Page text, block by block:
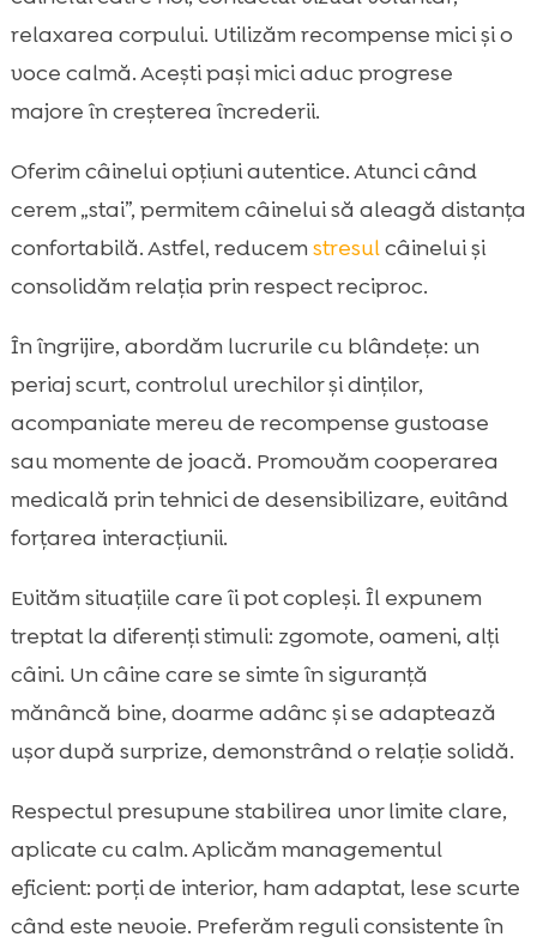
relaxarea corpului. Utilizăm recompense mici și o
voce calmă. Acești pași mici aduc progrese
majore în creșterea încrederii.
Oferim câinelui opțiuni autentice. Atunci când
cerem „stai”, permitem câinelui să aleagă distanța
confortabilă. Astfel, reducemstresulcâinelui și
consolidăm relația prin respect reciproc.
În îngrijire, abordăm lucrurile cu blândețe: un
periaj scurt, controlul urechilor și dinților,
acompaniate mereu de recompense gustoase
sau momente de joacă. Promovăm cooperarea
medicală prin tehnici de desensibilizare, evitând
forțarea interacțiunii.
Evităm situațiile care îi pot copleși. Îl expunem
treptat la diferenți stimuli: zgomote, oameni, alți
câini. Un câine care se simte în siguranță
mănâncă bine, doarme adânc și se adaptează
ușor după surprize, demonstrând o relație solidă.
Respectul presupune stabilirea unor limite clare,
aplicate cu calm. Aplicăm managementul
eficient: porți de interior, ham adaptat, lese scurte
când este nevoie. Preferăm reguli consistente în